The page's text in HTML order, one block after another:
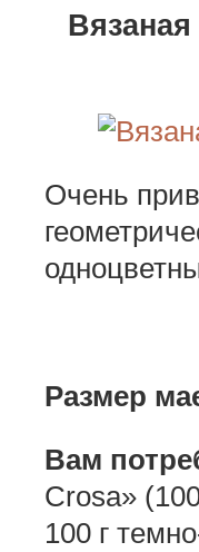
Очень
Размер
Вам
Crosa»
100 г